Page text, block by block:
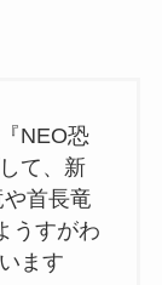
NEO恐
て、新
首長竜
うすがわ
ます